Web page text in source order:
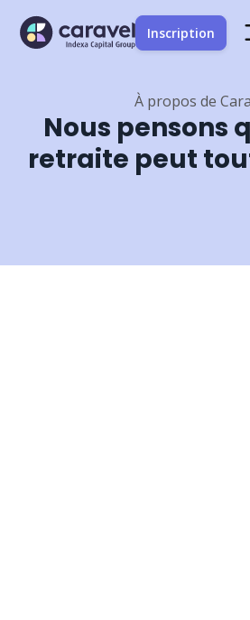
Inscription
À propos de
Nous pensons
retraite peut